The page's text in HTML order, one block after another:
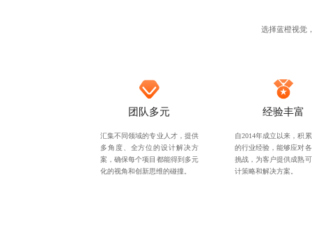
选择蓝橙视觉
团队多元
汇集不同领域的专业人才，提供
多角度、全方位的设计解决方
案，确保每个项目都能得到多元
化的视角和创新思维的碰撞。
经验丰富
自2014年成立以来，积
的行业经验，能够应对
挑战，为客户提供成熟
计策略和解决方案。